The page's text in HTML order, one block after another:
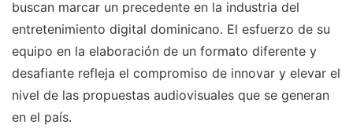
buscan marcar un precedente en la industria del
entretenimiento digital dominicano. El esfuerzo de su
equipo en la elaboración de un formato diferente y
desafiante refleja el compromiso de innovar y elevar el
nivel de las propuestas audiovisuales que se generan
en el país.